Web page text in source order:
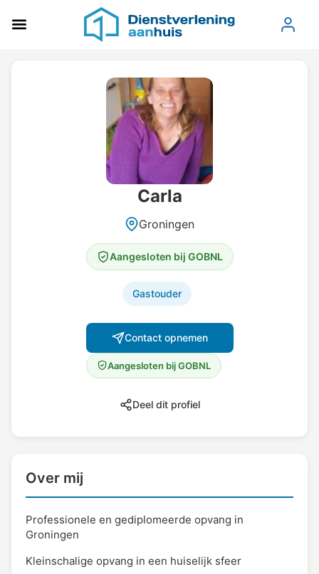
Carla
Groningen
Aangesloten bij GOBNL
Gastouder
Contact opnemen
Aangesloten bij GOBNL
Deel dit profiel
Over mij
Professionele en gediplomeerde opvang in
Groningen
Kleinschalige opvang in een huiselijk sfeer